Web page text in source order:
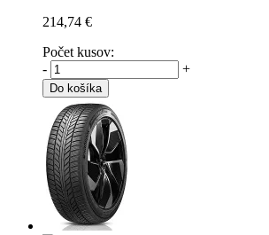
214,74 €
Počet kusov:
-
+
Do košíka